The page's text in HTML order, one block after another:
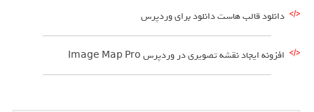
دانلود قالب هاست دانلود برای وردپرس
افزونه ایجاد نقشه تصویری در وردپرس Image Map Pro